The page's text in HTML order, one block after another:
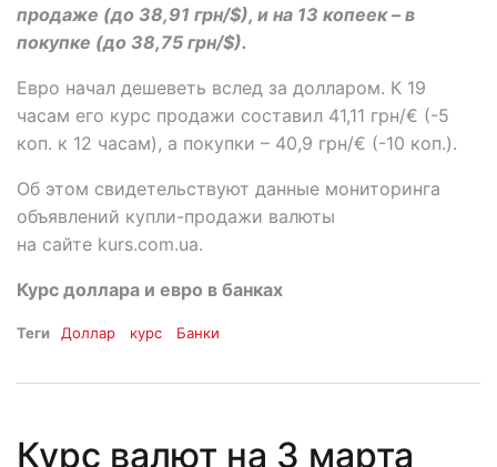
продаже (до 38,91 грн/$), и на 13 копеек – в
покупке (до 38,75 грн/$).
Евро начал дешеветь вслед за долларом. К 19
часам его курс продажи составил 41,11 грн/€ (-5
коп. к 12 часам), а покупки – 40,9 грн/€ (-10 коп.).
Об этом свидетельствуют данные мониторинга
объявлений купли-продажи валюты
на сайте kurs.com.ua.
Курс доллара и евро в банках
Теги Доллар курс Банки
Курс валют на 3 марта